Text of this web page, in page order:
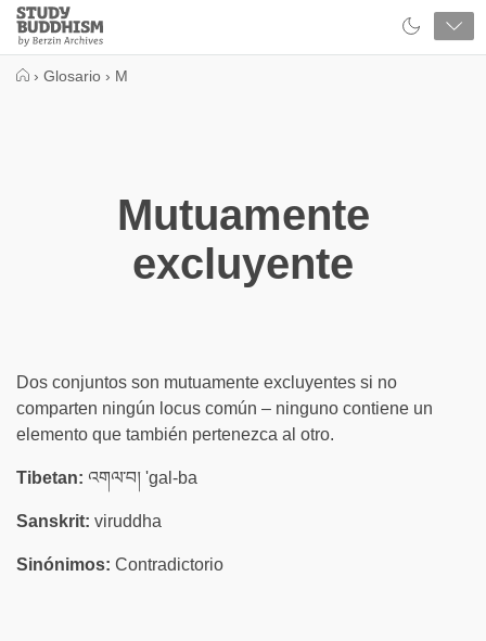
Close
Study
Buddhism
› Glosario › M
Mutuamente
excluyente
Dos conjuntos son mutuamente excluyentes si no
comparten ningún locus común – ninguno contiene un
elemento que también pertenezca al otro.
Tibetan: འགལ་བ། 'gal-ba
Sanskrit: viruddha
Sinónimos: Contradictorio